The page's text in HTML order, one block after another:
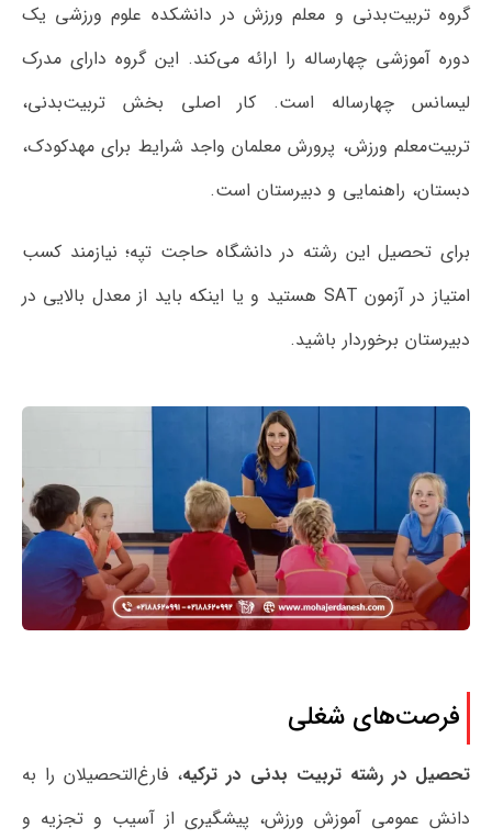
گروه تربیت‌بدنی و معلم ورزش در دانشکده علوم ورزشی یک
دوره آموزشی چهارساله را ارائه می‌کند. این گروه دارای مدرک
لیسانس چهارساله است. کار اصلی بخش تربیت‌بدنی،
تربیت‌معلم ورزش، پرورش معلمان واجد شرایط برای مهدکودک،
دبستان، راهنمایی و دبیرستان است.
برای تحصیل این رشته در دانشگاه حاجت تپه؛ نیازمند کسب
امتیاز در آزمون SAT هستید و یا اینکه باید از معدل بالایی در
دبیرستان برخوردار باشید.
فرصت‌های شغلی
تحصیل در رشته تربیت بدنی در ترکیه، فارغ‌التحصیلان را به
دانش عمومی آموزش ورزش، پیشگیری از آسیب و تجزیه‌ و